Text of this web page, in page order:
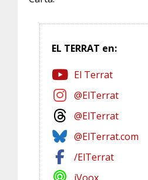
EL TERRAT en:
El Terrat
@ElTerrat
@ElTerrat
@ElTerrat.com
/ElTerrat